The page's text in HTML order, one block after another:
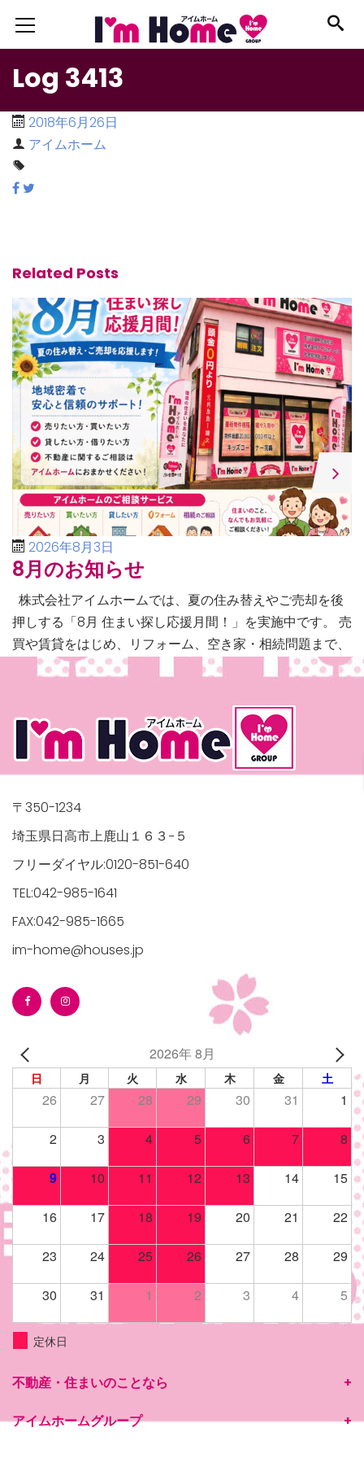
Log 3413
2018年6月26日
アイムホーム
Related Posts
2026年8月3日
8月のお知らせ
株式会社アイムホームでは、夏の住み替えやご売却を後
押しする「8月 住まい探し応援月間！」を実施中です。 売
買や賃貸をはじめ、リフォーム、空き家・相続問題まで、
不動産に関するあらゆるご相談に幅広く対応いたしま […]
〒350-1234
埼玉県日高市上鹿山１６３−５
フリーダイヤル:0120-851-640
TEL:042-985-1641
FAX:042-985-1665
im-home@houses.jp
2026年 8月
日 月 火 水 木 金 土
26 27 28 29 30 31 1
2 3 4 5 6 7 8
9 10 11 12 13 14 15
16 17 18 19 20 21 22
23 24 25 26 27 28 29
30 31 1 2 3 4 5
定休日
不動産・住まいのことなら
アイムホームグループ